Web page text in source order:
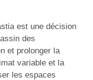
est une décision
des
et prolonger la
variable et la
les espaces